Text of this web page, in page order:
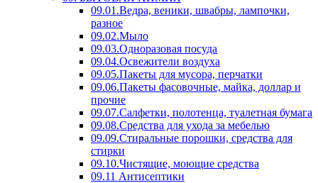
09.01.Ведра, веники, швабры, лампочки,
разное
09.02.Мыло
09.03.Одноразовая посуда
09.04.Освежители воздуха
09.05.Пакеты для мусора, перчатки
09.06.Пакеты фасовочные, майка, доллар и
прочие
09.07.Салфетки, полотенца, туалетная бумага
09.08.Средства для ухода за мебелью
09.09.Стиральные порошки, средства для
стирки
09.10.Чистящие, моющие средства
09.11 Антисептики